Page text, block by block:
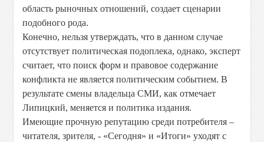
область рыночных отношений, создает сценарии
подобного рода.
Конечно, нельзя утверждать, что в данном случае
отсутствует политическая подоплека, однако, эксперт
считает, что поиск форм и правовое содержание
конфликта не является политическим событием. В
результате смены владельца СМИ, как отмечает
Липицкий, меняется и политика издания.
Имеющие прочную репутацию среди потребителя –
читателя, зрителя, - «Сегодня» и «Итоги» уходят с